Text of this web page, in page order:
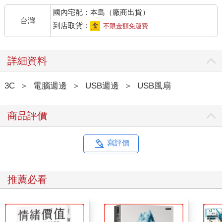
台灣
國內宅配：本島（廠商出貨）
到店取貨：
不限金額免運費
詳細資料
3C ＞ 電腦週邊 ＞ USB週邊 ＞ USB風扇
商品評價
寫評價
推薦必看